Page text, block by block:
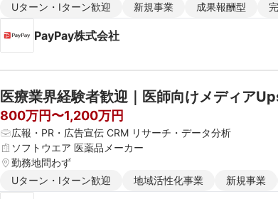
Uターン・Iターン歓迎
新規事業 成果報酬型
PayPay株式会社
医療業界経験者歓迎｜医師向けメディア
800万円〜1,200万円
広報・PR・広告宣伝 CRM リサーチ・データ分析
ソフトウエア 医薬品メーカー
勤務地問わず
Uターン・Iターン歓迎
地域活性化事業 新規事業